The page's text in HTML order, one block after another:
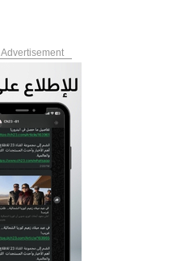
Advertisement